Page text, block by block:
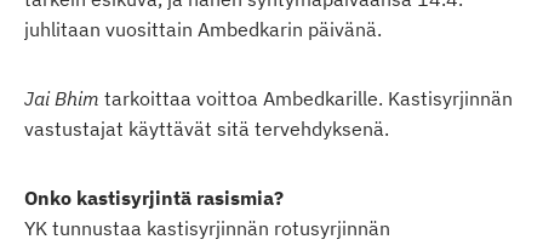
juhlitaan vuosittain Ambedkarin päivänä.
Jai Bhim tarkoittaa voittoa Ambedkarille. Kastisyrjinnän
vastustajat käyttävät sitä tervehdyksenä.
Onko kastisyrjintä rasismia?
YK tunnustaa kastisyrjinnän rotusyrjinnän